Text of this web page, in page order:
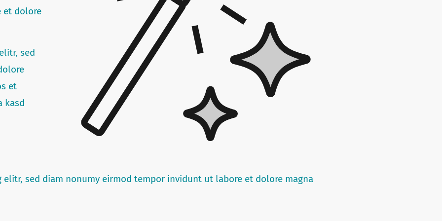
et dolore
sed
et
kasd
sed diam nonumy eirmod tempor invidunt ut labore et dolore magna